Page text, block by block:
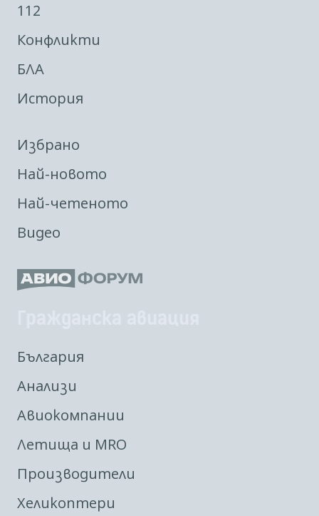
112
Конфликти
БЛА
История
Избрано
Най-новото
Най-четеното
Видео
България
Анализи
Авиокомпании
Летища и MRO
Производители
Хеликоптери